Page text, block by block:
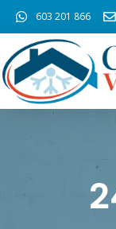
603 201 866